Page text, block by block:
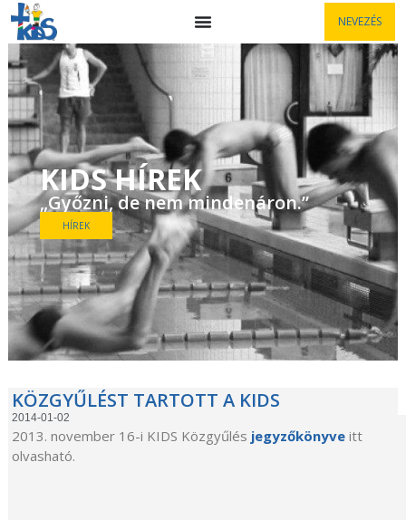
NEVEZÉS
KIDS HÍREK
„Győzni, de nem mindenáron.”
HÍREK
KÖZGYŰLÉST TARTOTT A KIDS
2014-01-02
2013. november 16-i KIDS Közgyűlés jegyzőkönyve itt
olvasható.